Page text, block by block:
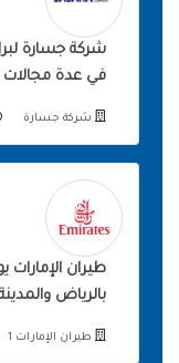
شركة جسارة
في عدة مجالات
شركة جسارة
طيران الإمارات
بالرياض
طيران الإمارات 1